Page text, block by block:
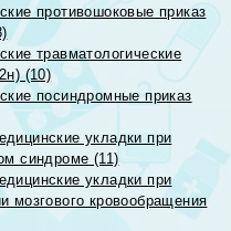
противошоковые приказ
травматологические
(10)
посиндромные приказ
укладки при
синдроме (11)
укладки при
мозгового кровообращения